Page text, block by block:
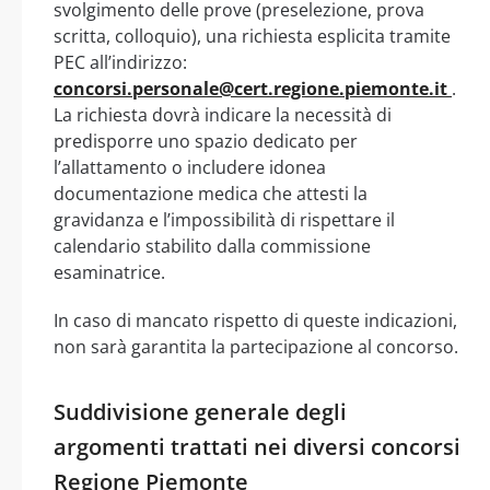
svolgimento delle prove (preselezione, prova
scritta, colloquio), una richiesta esplicita tramite
PEC all’indirizzo:
concorsi.personale@cert.regione.piemonte.it .
La richiesta dovrà indicare la necessità di
predisporre uno spazio dedicato per
l’allattamento o includere idonea
documentazione medica che attesti la
gravidanza e l’impossibilità di rispettare il
calendario stabilito dalla commissione
esaminatrice.
In caso di mancato rispetto di queste indicazioni,
non sarà garantita la partecipazione al concorso.
Suddivisione generale degli
argomenti trattati nei diversi concorsi
Regione Piemonte